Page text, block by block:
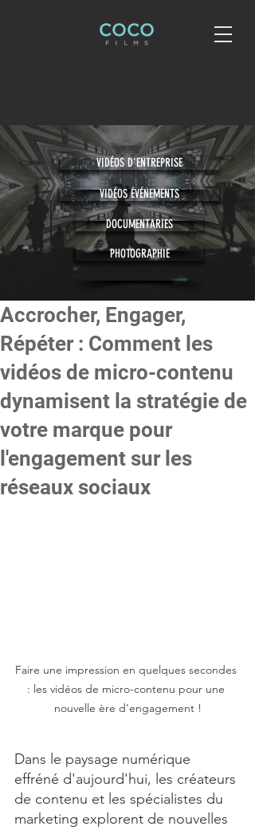
VIDÉOS D'ENTREPRISE
VIDÉOS ÉVÉNEMENTS
DOCUMENTARIES
PHOTOGRAPHIE
Accrocher, Engager,
Répéter : Comment les
vidéos de micro-contenu
dynamisent la stratégie de
votre marque pour
l'engagement sur les
réseaux sociaux
Faire une impression en quelques secondes
: les vidéos de micro-contenu pour une
nouvelle ère d'engagement !
Dans le paysage numérique
effréné d'aujourd'hui, les créateurs
de contenu et les spécialistes du
marketing explorent de nouvelles